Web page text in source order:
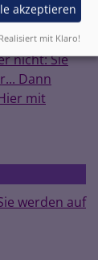
nicht: Sie
Dann
mit
werden auf
akzeptieren
Realisiert mit Klaro!